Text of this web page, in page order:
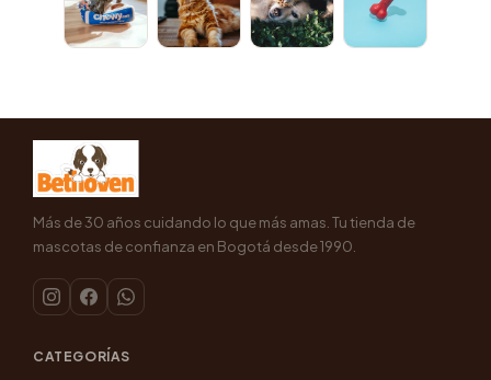
Más de 30 años cuidando lo que más amas. Tu tienda de
mascotas de confianza en Bogotá desde 1990.
CATEGORÍAS